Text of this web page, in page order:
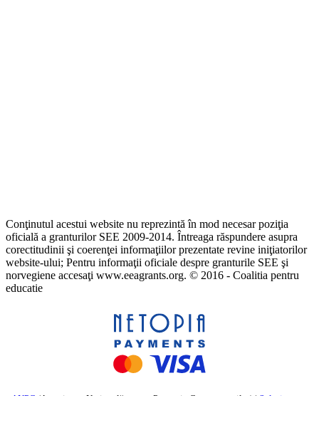
Conţinutul acestui website nu reprezintă în mod necesar poziţia
oficială a granturilor SEE 2009-2014. Întreaga răspundere asupra
corectitudinii şi coerenţei informaţiilor prezentate revine iniţiatorilor
website-ului; Pentru informaţii oficiale despre granturile SEE şi
norvegiene accesaţi www.eeagrants.org. © 2016 - Coalitia pentru
educatie
ANPC (Autoritatea Națională pentru Protecția Consumatorilor) | Soluționarea